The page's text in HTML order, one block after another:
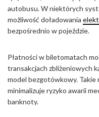
autobusu. W niektórych
możliwość doładowania
bezpośrednio w pojeździe.
Płatności w biletomatach
transakcjach zbliżeniowych
model bezgotówkowy. Takie
minimalizuje ryzyko awarii
banknoty.